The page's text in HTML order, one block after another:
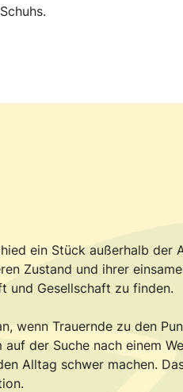
ein Stück außerhalb der
Zustand und ihrer
und Gesellschaft zu finden.
wenn Trauernde zu den
der Suche nach einem
Alltag schwer machen.